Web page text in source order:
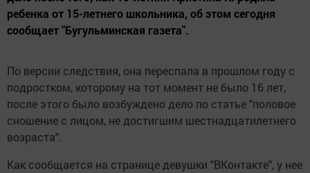
ребенка от 15-летнего школьника, об этом сегодня
сообщает "Бугульминская газета".
По версии следствия, она переспала в прошлом году с
подростком, которому на тот момент не было 16 лет,
после этого было возбуждено дело по статье "половое
сношение с лицом, не достигшим шестнадцатилетнего
возраста".
Как сообщается на странице девушки "ВКонтакте", у нее